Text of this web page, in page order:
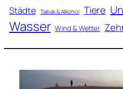
Städte Tabak & Alkohol Tiere
Wasser Wind & Wetter